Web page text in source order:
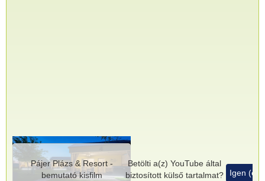
Pájer Plázs & Resort -
bemutató kisfilm
Betölti a(z) YouTube által
biztosított külső tartalmat?
Igen (ez